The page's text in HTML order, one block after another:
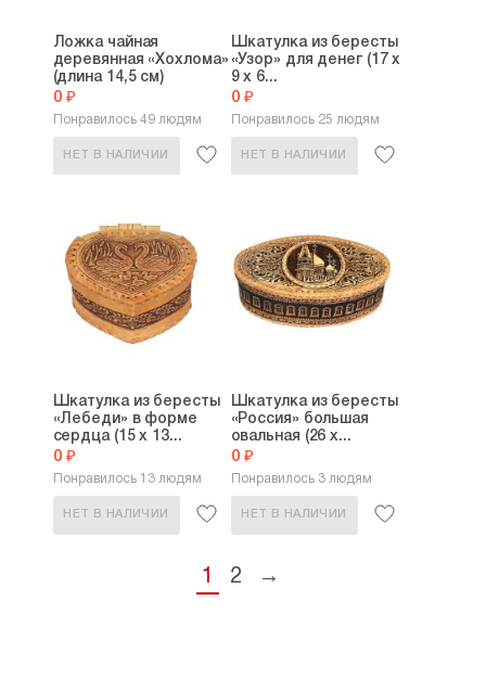
Ложка чайная
деревянная «Хохлома»
(длина 14,5 см)
0 ₽
Понравилось 49 людям
НЕТ В НАЛИЧИИ
Шкатулка из бересты
«Узор» для денег (17 х
9 х 6...
0 ₽
Понравилось 25 людям
НЕТ В НАЛИЧИИ
Шкатулка из бересты
«Лебеди» в форме
сердца (15 х 13...
0 ₽
Понравилось 13 людям
НЕТ В НАЛИЧИИ
Шкатулка из бересты
«Россия» большая
овальная (26 х...
0 ₽
Понравилось 3 людям
НЕТ В НАЛИЧИИ
1 2 →